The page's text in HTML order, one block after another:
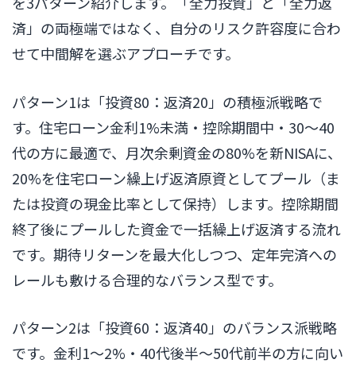
済」の両極端ではなく、自分のリスク許容度に合わ
せて中間解を選ぶアプローチです。
パターン1は「投資80：返済20」の積極派戦略で
す。住宅ローン金利1%未満・控除期間中・30〜40
代の方に最適で、月次余剰資金の80%を新NISAに、
20%を住宅ローン繰上げ返済原資としてプール（ま
たは投資の現金比率として保持）します。控除期間
終了後にプールした資金で一括繰上げ返済する流れ
です。期待リターンを最大化しつつ、定年完済への
レールも敷ける合理的なバランス型です。
パターン2は「投資60：返済40」のバランス派戦略
です。金利1〜2%・40代後半〜50代前半の方に向い